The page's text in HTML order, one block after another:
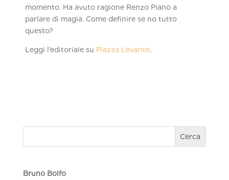
momento. Ha avuto ragione Renzo Piano a
parlare di magia. Come definire se no tutto
questo?
Leggi l’editoriale su Piazza Levante.
Cerca
Bruno Bolfo